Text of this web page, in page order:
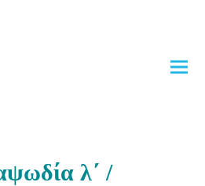
λ΄ /